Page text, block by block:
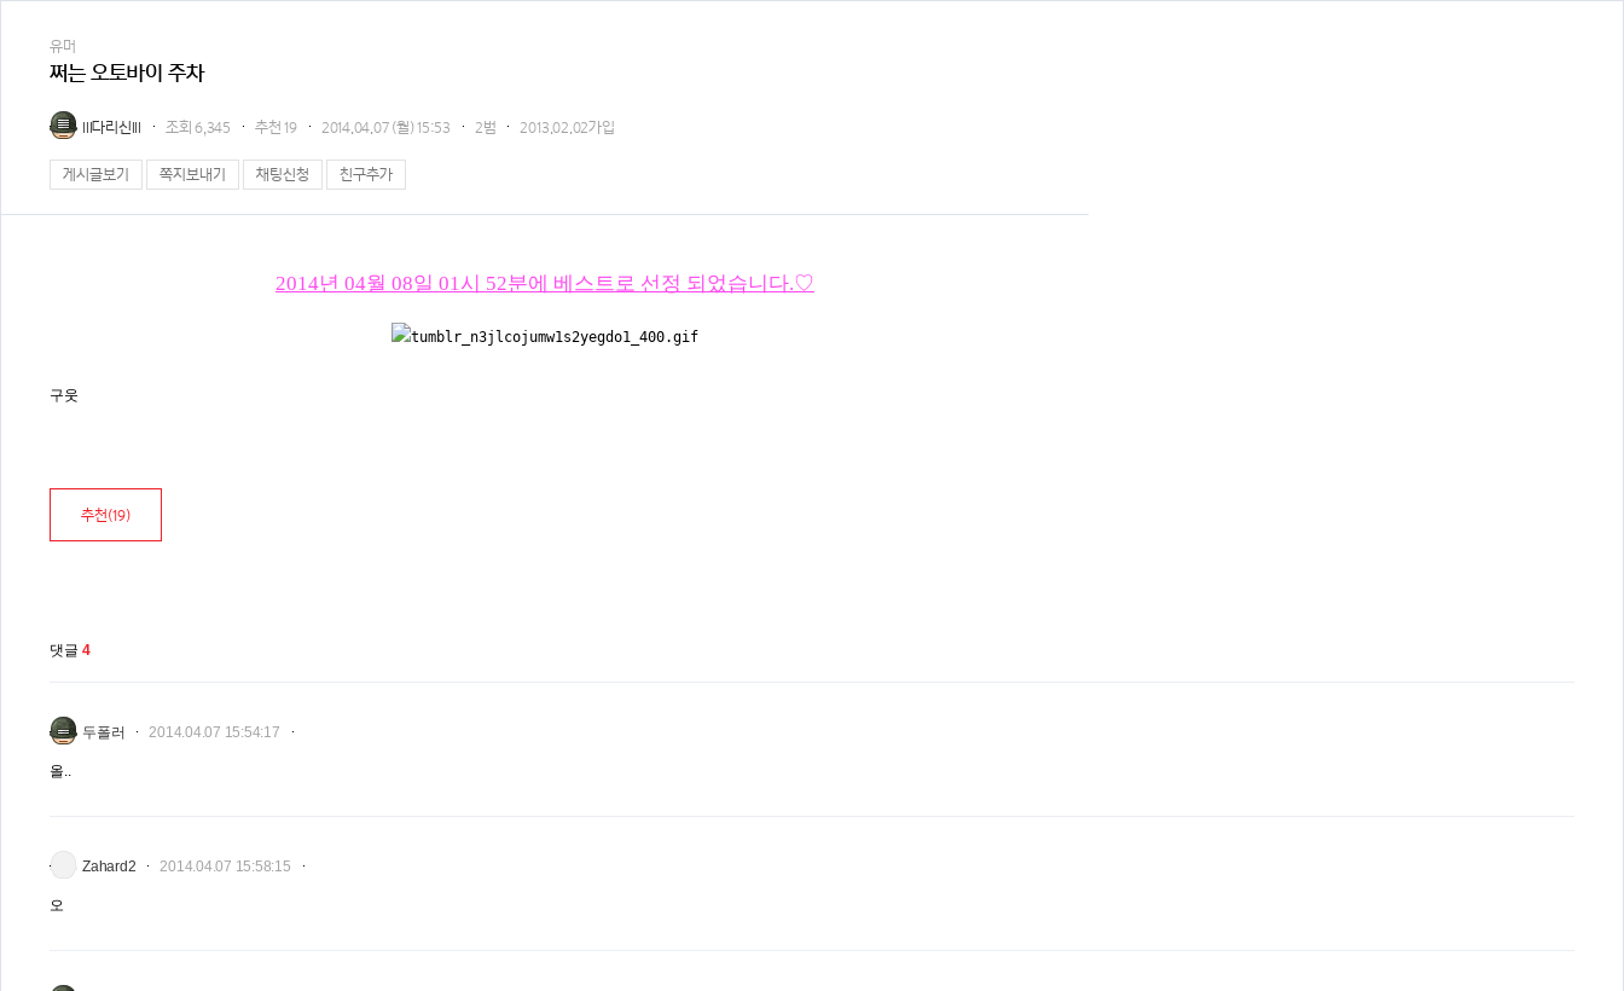
유머
쩌는 오토바이 주차
lll다리신lll 조회6,345 추천19 2014.04.07 (월) 15:53 2범 2013.02.02가입
게시글보기 쪽지보내기 채팅신청 친구추가
2014년 04월 08일 01시 52분에 베스트로 선정 되었습니다.♡
구웃
추천(19)
댓글 4
두폴러 2014.04.07 15:54:17
올..
Zahard2 2014.04.07 15:58:15
오